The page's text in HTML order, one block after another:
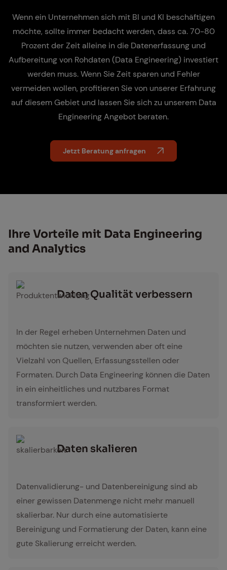
Wenn ein Unternehmen sich mit BI und KI beschäftigen
möchte, sollte immer bedacht werden, dass ca. 70-80
Prozent der Zeit alleine in die Datenerfassung und
Aufbereitung von Rohdaten (Data Engineering) investiert
werden muss. Wenn Sie Zeit sparen und Fehler
vermeiden wollen, profitieren Sie von unserer Erfahrung
auf diesem Gebiet und lassen Sie sich zu unserem Data
Engineering Angebot beraten.
Jetzt Beratung anfragen
Ihre Vor­tei­le mit Data En­gi­nee­ring
and Ana­ly­tics
Da­ten Qua­li­tät ver­bes­sern
In der Regel erheben Unternehmen Daten und
möchten sie nutzen, verwenden aber oft eine
Vielzahl von Quellen, Erfassungsstellen oder
Formaten. Durch Data Engineering können die Daten
in ein einheitliches und nutzbares Format
transformiert werden.
Da­ten ska­lie­ren
Datenvalidierung- und Datenbereinigung sind ab
einer gewissen Datenmenge nicht mehr manuell
skalierbar. Nur durch eine automatisierte
Bereinigung und Formatierung der Daten, kann eine
gute Skalierung erreicht werden.